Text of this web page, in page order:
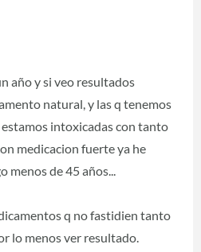
año y si veo resultados
natural, y las q tenemos
intoxicadas con tanto
medicacion fuerte ya he
menos de 45 años...
q no fastidien tanto
lo menos ver resultado.